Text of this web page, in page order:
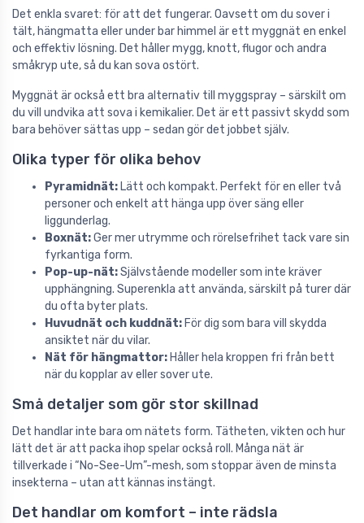
Det enkla svaret: för att det fungerar. Oavsett om du sover i
tält, hängmatta eller under bar himmel är ett myggnät en enkel
och effektiv lösning. Det håller mygg, knott, flugor och andra
småkryp ute, så du kan sova ostört.
Myggnät är också ett bra alternativ till myggspray – särskilt om
du vill undvika att sova i kemikalier. Det är ett passivt skydd som
bara behöver sättas upp – sedan gör det jobbet själv.
Olika typer för olika behov
Pyramidnät: Lätt och kompakt. Perfekt för en eller två
personer och enkelt att hänga upp över säng eller
liggunderlag.
Boxnät:Ger mer utrymme och rörelsefrihet tack vare sin
fyrkantiga form.
Pop-up-nät:Självstående modeller som inte kräver
upphängning. Superenkla att använda, särskilt på turer där
du ofta byter plats.
Huvudnät och kuddnät: För dig som bara vill skydda
ansiktet när du vilar.
Nät för hängmattor: Håller hela kroppen fri från bett
när du kopplar av eller sover ute.
Små detaljer som gör stor skillnad
Det handlar inte bara om nätets form. Tätheten, vikten och hur
lätt det är att packa ihop spelar också roll. Många nät är
tillverkade i “No-See-Um”-mesh, som stoppar även de minsta
insekterna – utan att kännas instängt.
Det handlar om komfort – inte rädsla